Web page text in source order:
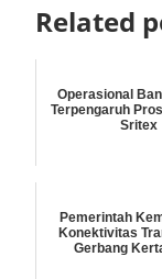
Related
Operasional
Terpengaruh
Sritex
Pemerintah
Konektivitas
Gerbang